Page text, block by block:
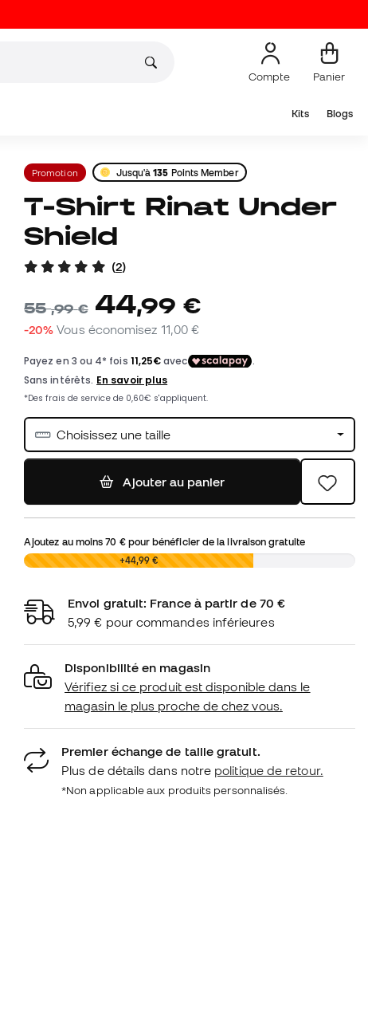
Compte Panier
Kits Blogs
Promotion Jusqu'à135 Points Member
T-Shirt Rinat Under
Shield
(2)
55,99 € 44,99 €
-20% Vous économisez 11,00 €
Choisissez une taille
Ajouter au panier
Ajoutez au moins70 €pour bénéficier de la livraison gratuite
0,00 € +44,99 €
Envoi gratuit: France à partir de 70 €
5,99 € pour commandes inférieures
Disponibilité en magasin
Vérifiez si ce produit est disponible dans le
magasin le plus proche de chez vous.
Premier échange de taille gratuit.
Plus de détails dans notre politique de retour.
*Non applicable aux produits personnalisés.